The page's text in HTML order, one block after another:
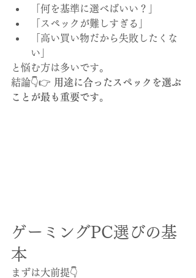
「何を基準に選べばいい？」
「スペックが難しすぎる」
「高い買い物だから失敗したくな
い」
と悩む方は多いです。
結論👇👉 用途に合ったスペックを選ぶ
ことが最も重要です。
ゲーミングPC選びの基
本
まずは大前提👇